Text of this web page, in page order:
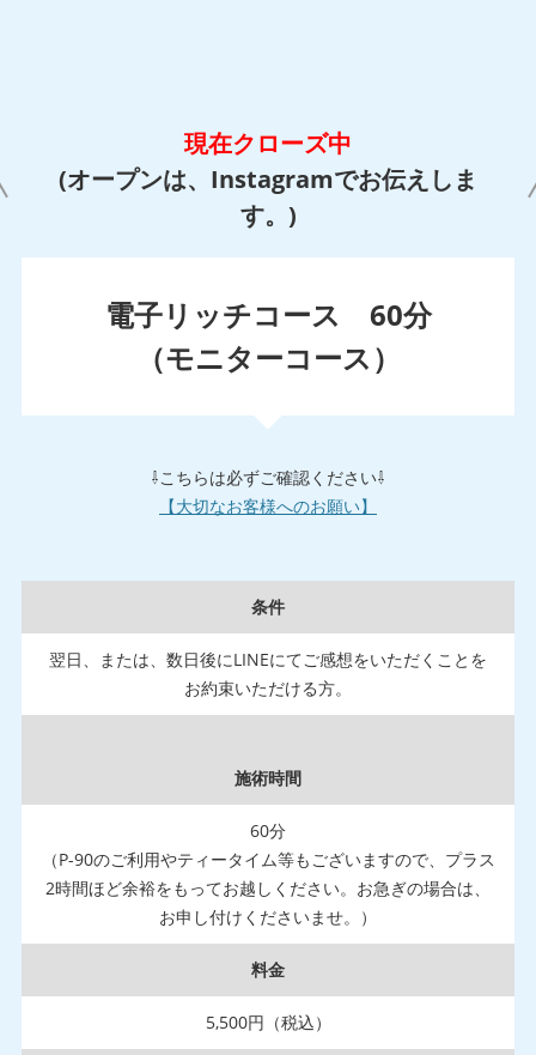
現在クローズ中
(オープンは、Instagramでお伝えしま
す。)
電子リッチコース 60分
（モニターコース）
⇩こちらは必ずご確認ください⇩
【大切なお客様へのお願い】
条件
翌日、または、数日後にLINEにてご感想をいただくことを
お約束いただける方。
施術時間
60分
（P-90のご利用やティータイム等もございますので、プラス
2時間ほど余裕をもってお越しください。お急ぎの場合は、
お申し付けくださいませ。）
料金
5,500円（税込）